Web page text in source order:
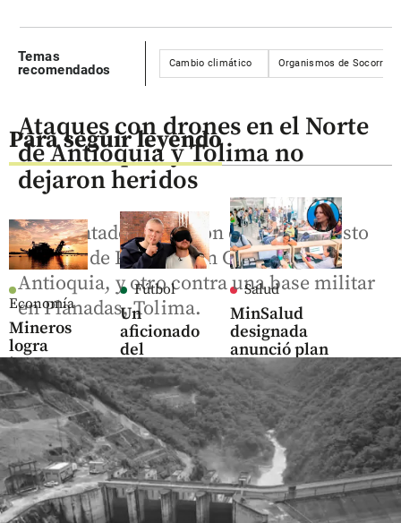
Temas
recomendados
Cambio climático Organismos de Socorro
Para seguir leyendo
Economía
Mineros
logra
ingresos y
utilidades
récord en
el primer
semestre
de 2026
share
Fútbol
Un
aficionado
del
Manchester
City se
enfrentó a
la ceguera
y sordera
para
conocer a
Erling
Haaland
Salud
MinSalud
designada
anunció plan
de choque
para aliviar
citas y entrega
de
medicamentos
represados;
¿cómo será?
share
Ataques con drones en el Norte
de Antioquia y Tolima no
dejaron heridos
Los atentados se dieron contra el puesto
policial de Porce III en Guadalupe,
Antioquia, y otro contra una base militar
en Planadas, Tolima.